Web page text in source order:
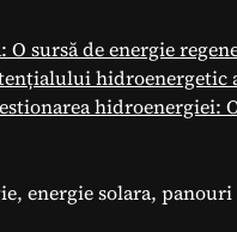
sursă de energie
hidroenergetic
hidroenergiei:
, energie solara, panouri